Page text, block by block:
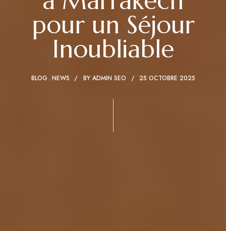
pour un Séjour
Inoubliable
BLOG NEWS BY ADMIN SEO 25 OCTOBRE 2025